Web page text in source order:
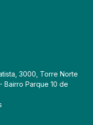
3000, Torre Norte
Bairro Parque 10 de